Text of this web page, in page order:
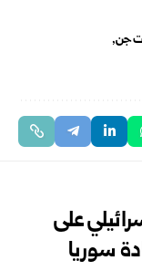
جن
على
سوريا